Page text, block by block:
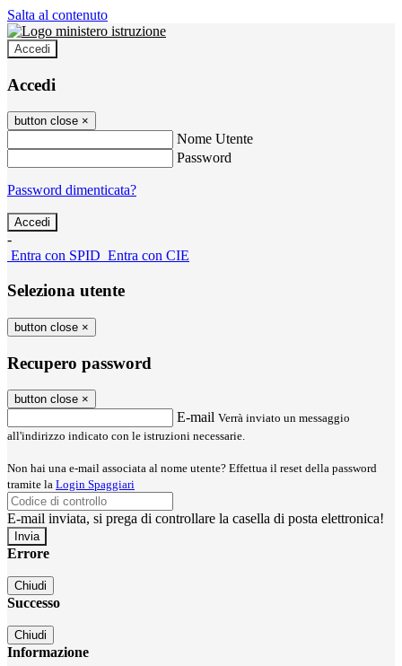
Salta al contenuto
Accedi
Accedi
button close ×
Nome Utente
Password
Password dimenticata?
-
Entra con SPID Entra con CIE
Seleziona utente
button close ×
Recupero password
button close ×
E-mail Verrà inviato un messaggio
all'indirizzo indicato con le istruzioni necessarie.
Non hai una e-mail associata al nome utente? Effettua il reset della password
tramite la Login Spaggiari
E-mail inviata, si prega di controllare la casella di posta elettronica!
Errore
Chiudi
Successo
Chiudi
Informazione